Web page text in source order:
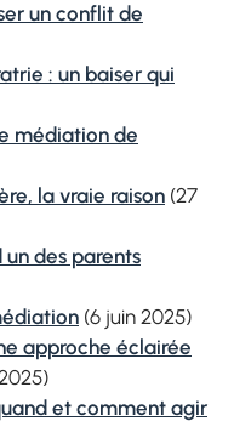
un conflit de
: un baiser qui
médiation de
la vraie raison (27
un des parents
(6 juin 2025)
approche éclairée
et comment agir